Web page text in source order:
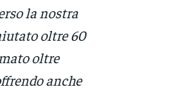
la nostra
oltre 60
oltre
anche